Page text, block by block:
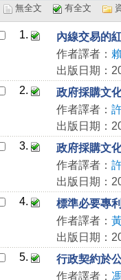
無全文 有全文
1.
內線交易的
作者譯者：
出版日期：
2.
政府採購文
作者譯者：
出版日期：
3.
政府採購文
作者譯者：
出版日期：
4.
標準必要專
作者譯者：
出版日期：
5.
行政契約於
作者譯者：